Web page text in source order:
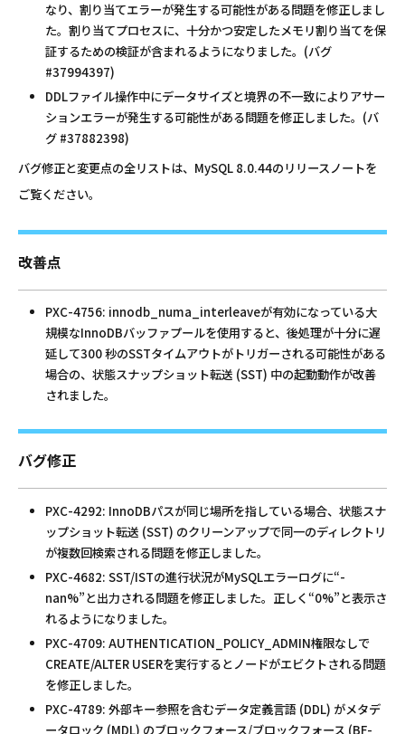
なり、割り当てエラーが発生する可能性がある問題を修正しまし
た。割り当てプロセスに、十分かつ安定したメモリ割り当てを保
証するための検証が含まれるようになりました。(バグ
#37994397)
DDLファイル操作中にデータサイズと境界の不一致によりアサー
ションエラーが発生する可能性がある問題を修正しました。(バ
グ #37882398)
バグ修正と変更点の全リストは、MySQL 8.0.44のリリースノートを
ご覧ください。
改善点
PXC-4756: innodb_numa_interleaveが有効になっている大
規模なInnoDBバッファプールを使用すると、後処理が十分に遅
延して300 秒のSSTタイムアウトがトリガーされる可能性がある
場合の、状態スナップショット転送 (SST) 中の起動動作が改善
されました。
バグ修正
PXC-4292: InnoDBパスが同じ場所を指している場合、状態スナ
ップショット転送 (SST) のクリーンアップで同一のディレクトリ
が複数回検索される問題を修正しました。
PXC-4682: SST/ISTの進行状況がMySQLエラーログに“-
nan%”と出力される問題を修正しました。正しく“0%”と表示さ
れるようになりました。
PXC-4709: AUTHENTICATION_POLICY_ADMIN権限なしで
CREATE/ALTER USERを実行するとノードがエビクトされる問題
を修正しました。
PXC-4789: 外部キー参照を含むデータ定義言語 (DDL) がメタデ
ータロック (MDL) のブロックフォース/ブロックフォース (BF-